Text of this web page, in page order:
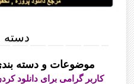
دسته
موضوعات و دسته
کاربر گرامی برای دانلود